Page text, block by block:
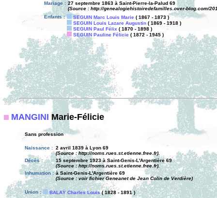
Mariage : 27 septembre 1863 à Saint-Pierre-la-Palud 69
(Source : http://genealogiehistoiredefamilles.over-blog.com/
Enfants :
SEGUIN Marc Louis Marie ( 1867 - 1873 )
SEGUIN Louis Lazare Augustin ( 1869 - 1918 )
SEGUIN Paul Félix ( 1870 - 1898 )
SEGUIN Pauline Félicie ( 1872 - 1945 )
MANGINI Marie-Félicie
Sans profession
Naissance : 2 avril 1839 à Lyon 69
(Source : http://noms.rues.st.etienne.free.fr).
Décès :
15 septembre 1923 à Saint-Genis-L'Argentière 69
(Source : http://noms.rues.st.etienne.free.fr).
Inhumation : à Saint-Genis-L'Argentière 69
(Source : voir fichier Geneanet de Jean Colin de Verdière)
Union : BALAŸ Charles Louis( 1828 - 1891 )